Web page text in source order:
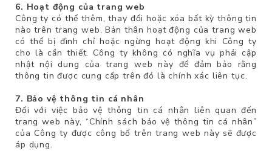
6. Hoạt động của trang web
Công ty có thể thêm, thay đổi hoặc xóa bất kỳ thông tin
nào trên trang web. Bản thân hoạt động của trang web
có thể bị đình chỉ hoặc ngừng hoạt động khi Công ty
cho là cần thiết. Công ty không có nghĩa vụ phải cập
nhật nội dung của trang web này để đảm bảo rằng
thông tin được cung cấp trên đó là chính xác liên tục.
7. Bảo vệ thông tin cá nhân
Đối với việc bảo vệ thông tin cá nhân liên quan đến
trang web này, “Chính sách bảo vệ thông tin cá nhân”
của Công ty được công bố trên trang web này sẽ được
áp dụng.